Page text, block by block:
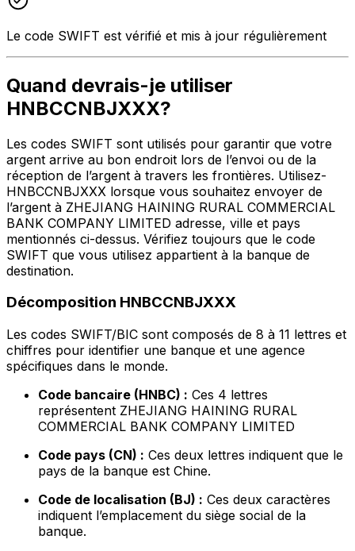
Le code SWIFT est vérifié et mis à jour régulièrement
Quand devrais-je utiliser
HNBCCNBJXXX?
Les codes SWIFT sont utilisés pour garantir que votre
argent arrive au bon endroit lors de l’envoi ou de la
réception de l’argent à travers les frontières. Utilisez-
HNBCCNBJXXX lorsque vous souhaitez envoyer de
l’argent à ZHEJIANG HAINING RURAL COMMERCIAL
BANK COMPANY LIMITED adresse, ville et pays
mentionnés ci-dessus. Vérifiez toujours que le code
SWIFT que vous utilisez appartient à la banque de
destination.
Décomposition HNBCCNBJXXX
Les codes SWIFT/BIC sont composés de 8 à 11 lettres et
chiffres pour identifier une banque et une agence
spécifiques dans le monde.
Code bancaire (HNBC) : Ces 4 lettres
représentent ZHEJIANG HAINING RURAL
COMMERCIAL BANK COMPANY LIMITED
Code pays (CN) : Ces deux lettres indiquent que le
pays de la banque est Chine.
Code de localisation (BJ) : Ces deux caractères
indiquent l’emplacement du siège social de la
banque.